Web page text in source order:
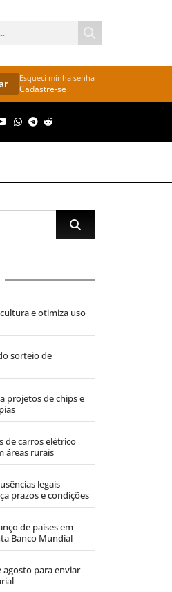
Esqueci minha senha
Cadastre-se
e otimiza uso
sorteio de
projetos de chips e
de carros elétrico
áreas rurais
legais
prazos e condições
de países em
Banco Mundial
agosto para enviar